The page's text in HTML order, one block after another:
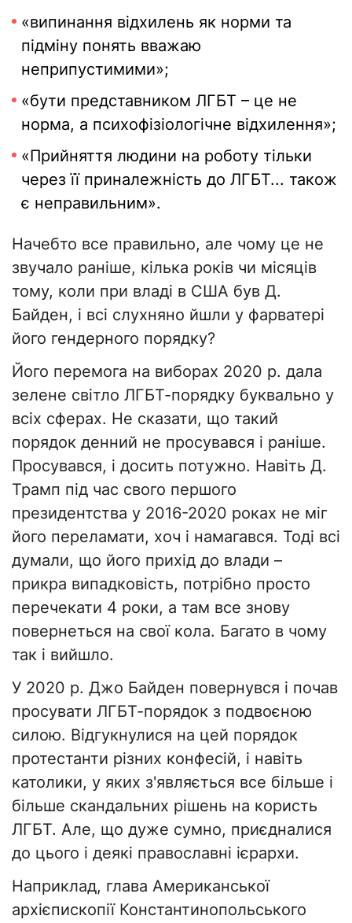
«випинання відхилень як норми та
підміну понять вважаю
неприпустимими»;
«бути представником ЛГБТ – це не
норма, а психофізіологічне відхилення»;
«Прийняття людини на роботу тільки
через її приналежність до ЛГБТ... також
є неправильним».
Начебто все правильно, але чому це не
звучало раніше, кілька років чи місяців
тому, коли при владі в США був Д.
Байден, і всі слухняно йшли у фарватері
його гендерного порядку?
Його перемога на виборах 2020 р. дала
зелене світло ЛГБТ-порядку буквально у
всіх сферах. Не сказати, що такий
порядок денний не просувався і раніше.
Просувався, і досить потужно. Навіть Д.
Трамп під час свого першого
президентства у 2016-2020 роках не міг
його переламати, хоч і намагався. Тоді всі
думали, що його прихід до влади –
прикра випадковість, потрібно просто
перечекати 4 роки, а там все знову
повернеться на свої кола. Багато в чому
так і вийшло.
У 2020 р. Джо Байден повернувся і почав
просувати ЛГБТ-порядок з подвоєною
силою. Відгукнулися на цей порядок
протестанти різних конфесій, і навіть
католики, у яких з'являється все більше і
більше скандальних рішень на користь
ЛГБТ. Але, що дуже сумно, приєдналися
до цього і деякі православні ієрархи.
Наприклад, глава Американської
архієпископії Константинопольського